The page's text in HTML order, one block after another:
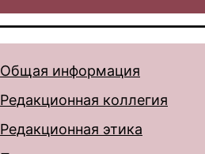
Общая информация
Редакционная коллегия
Редакционная этика